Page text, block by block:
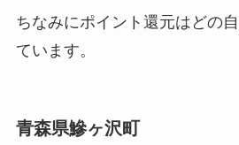
ちなみにポイント還元はどの
ています。
青森県鰺ヶ沢町